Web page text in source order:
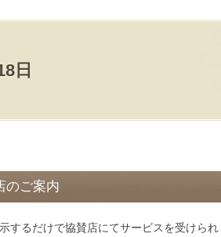
日
のご案内
するだけで協賛店にてサービスを受けられ